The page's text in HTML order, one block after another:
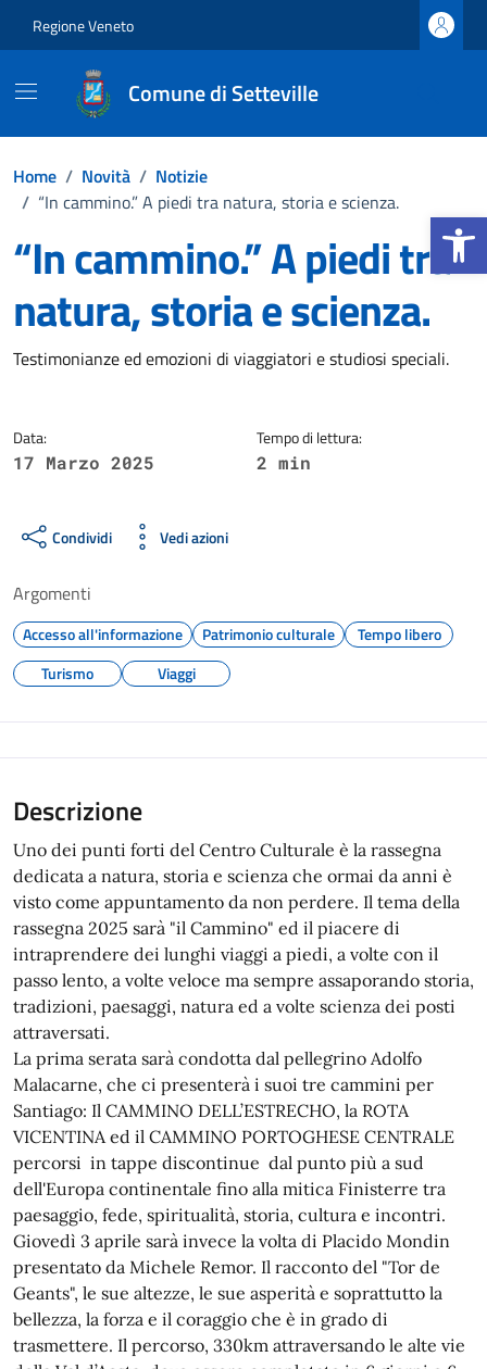
Apri la
Regione Veneto
Comune di Setteville
Home / Novità / Notizie
/ “In cammino.” A piedi tra natura, storia e scienza.
“In cammino.” A piedi tra
natura, storia e scienza.
Dettagli della notizia
Testimonianze ed emozioni di viaggiatori e studiosi speciali.
Data:
17 Marzo 2025
Tempo di lettura:
2 min
Condividi Vedi azioni
Argomenti
Accesso all'informazione Patrimonio culturale
Tempo libero
Turismo
Viaggi
Descrizione
Uno dei punti forti del Centro Culturale è la rassegna
dedicata a natura, storia e scienza che ormai da anni è
visto come appuntamento da non perdere. Il tema della
rassegna 2025 sarà "il Cammino" ed il piacere di
intraprendere dei lunghi viaggi a piedi, a volte con il
passo lento, a volte veloce ma sempre assaporando storia,
tradizioni, paesaggi, natura ed a volte scienza dei posti
attraversati.
La prima serata sarà condotta dal pellegrino Adolfo
Malacarne, che ci presenterà i suoi tre cammini per
Santiago: Il CAMMINO DELL’ESTRECHO, la ROTA
VICENTINA ed il CAMMINO PORTOGHESE CENTRALE
percorsi in tappe discontinue dal punto più a sud
dell'Europa continentale fino alla mitica Finisterre tra
paesaggio, fede, spiritualità, storia, cultura e incontri.
Giovedì 3 aprile sarà invece la volta di Placido Mondin
presentato da Michele Remor. Il racconto del "Tor de
Geants", le sue altezze, le sue asperità e soprattutto la
bellezza, la forza e il coraggio che è in grado di
trasmettere. Il percorso, 330km attraversando le alte vie